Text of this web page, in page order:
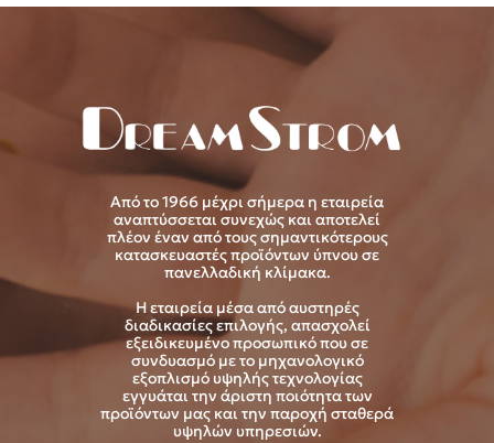
Από το 1966 μέχρι σήμερα η εταιρεία
αναπτύσσεται συνεχώς και αποτελεί
πλέον έναν από τους σημαντικότερους
κατασκευαστές προϊόντων ύπνου σε
πανελλαδική κλίμακα.
Η εταιρεία μέσα από αυστηρές
διαδικασίες επιλογής, απασχολεί
εξειδικευμένο προσωπικό που σε
συνδυασμό με το μηχανολογικό
εξοπλισμό υψηλής τεχνολογίας
εγγυάται την άριστη ποιότητα των
προϊόντων μας και την παροχή σταθερά
υψηλών υπηρεσιών.